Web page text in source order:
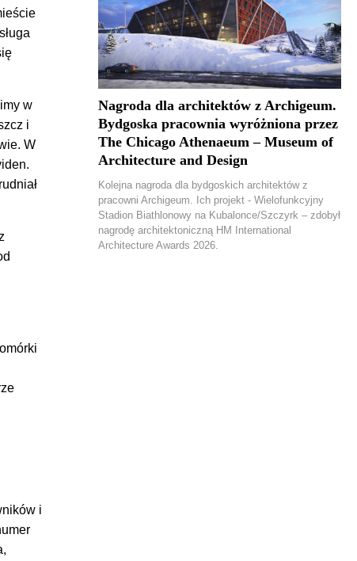
w
i
W
i
Nagroda dla architektów z Archigeum.
Bydgoska pracownia wyróżniona przez
The Chicago Athenaeum – Museum of
Architecture and Design
Kolejna nagroda dla bydgoskich architektów z
pracowni Archigeum. Ich projekt - Wielofunkcyjny
Stadion Biathlonowy na Kubalonce/Szczyrk – zdobył
nagrodę architektoniczną HM International
Architecture Awards 2026.